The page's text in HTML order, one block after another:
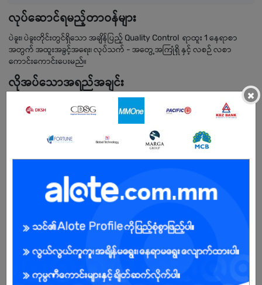
လုပ်ဆောင်ရမည့်တာဝန်များ
ပဲခူး၊ ပဲခူးတိုင်းတွင်ရှိသော အချိန်ပြည့် Quality Control ရာထူး 1 နေရာစာ
အတွက် အထူးအခွင့်အရေး၊ လုပ်သက် - အတွေ့အကြုံရှိ နှင့် လစဉ် လစာ
ကောင်းကောင်းပေးမည်။
လိုအပ်သောအရည်အချင်း
QC နှင့် Store (Stock Management) ပိုင်းတွင် လုပ်ငန်းအတွေ့အကြုံ
Store ပိုင်းဆိုင်ရာ ပစ္စည်းစာရင်းများကို ကျွမ်းကျင်စွာ စီမံခန့်ခွဲနိုင်သူ ဖြစ်
စာရင်းဇယားများတွင် တိကျသေချာပြီး အဖွဲ့အစည်းနှင့် ပူးပေါင်း
လုပ်ငန်းလိုအပ်ချက်များအရ သတ်မှတ်ထားသောအချိန်အတွင်း လုပ်ငန်း
များကိုပြီးမြောက်အောင် ဆောင်ရွက်နိုင်ရပါမည်။
Bago Factory တွင် တာဝန်ထမ်းဆောင်ရမည်။
ဘွဲ့ရမဟုတ်သူများလည်း လျှောက်ထားနိုင်ပါသည်။
ယာဥ်မောင်းလိုင်စင်ရှိသူ၊ သက်ဆိုင်ရာလုပ်ငန်းအတွေ့အကြုံရှိသူကို ဦး
စားပေးပါမည်။
×